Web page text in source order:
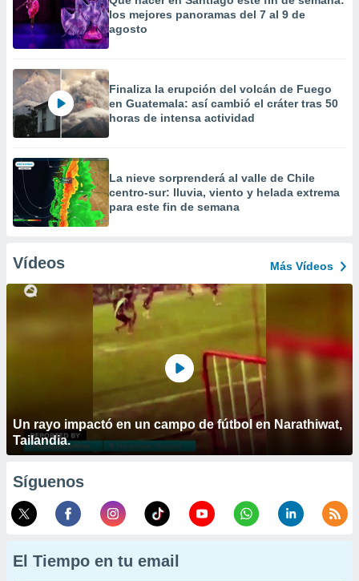
los mejores panoramas del 7 al 9 de
agosto
Finaliza la erupción del volcán de Fuego
en Guatemala: así cambió el cráter tras 50
horas de intensa actividad
La nieve sorprenderá al valle de Chile
centro-sur: lluvia, viento y helada extrema
para este fin de semana
Vídeos Más Vídeos
Un rayo impactó en un campo de fútbol en Narathiwat,
Tailandia.
Síguenos
El Tiempo en tu email